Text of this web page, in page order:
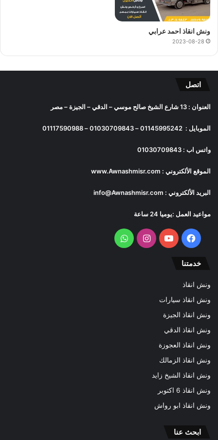
ونش انقاذ احمد عرابي
2023-08-28
اتصل
العنوان : 13 شارع الشيخ صالح موسي – الدقي – الجيزة – مصر
الموبايل : 01145995242
–
01030709843
–
01117590988
واتس اب : 01030709843
الموقع الألكتروني : www.Awnashmisr.com
البريد الألكتروني : info@Awnashmisr.com
مواعيد العمل :يوميا 24 ساعة
فيسبوكيوتيوب انستقرامواتساب
خدمتنا
ونش انقاذ
ونش انقاذ سيارات
ونش انقاذ الجيزة
ونش انقاذ الدقي
ونش انقاذ العجوزة
ونش انقاذ الزمالك
ونش انقاذ الشيخ زايد
ونش انقاذ 6 اكتوبر
ونش انقاذ ابو رواش
ابحث عنا